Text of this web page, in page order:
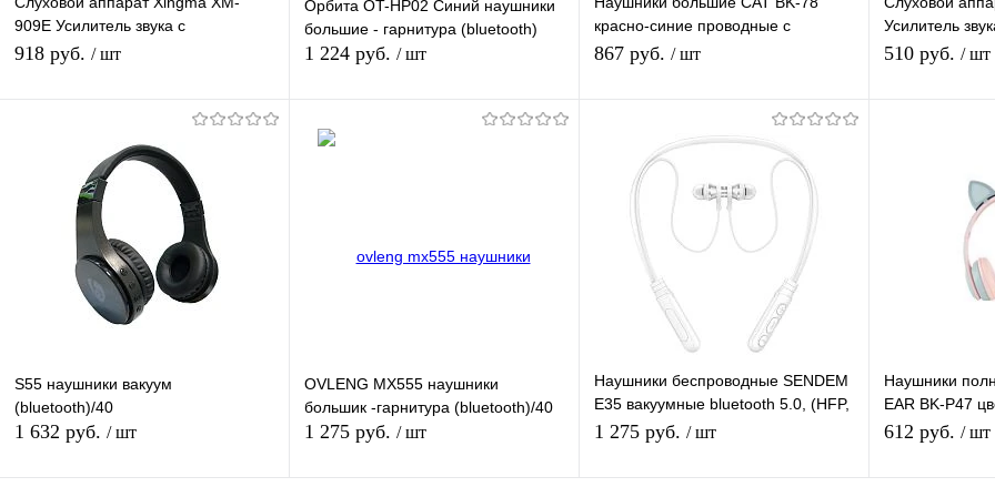
909E Усилитель звука с
регулировкой громкости, для
918 руб. / шт
Купить в 1 клик К сравнению
В избранное В наличии
Орбита OT-HP02 Синий наушники
большие - гарнитура (bluetooth)
1 224 руб. / шт
красно-синие проводные с
микрофоном, кошачьи ушки, (AUX)
867 руб. / шт
Подписаться
Купить в 1 клик К сравнению
В избранное
Усилитель
громкости,
510 руб. / шт
Купить в 1
В избранное
S55 наушники вакуум
(bluetooth)/40
1 632 руб. / шт
OVLENG MX555 наушники
большик -гарнитура (bluetooth)/40
1 275 руб. / шт
Наушники беспроводные SENDEM
E35 вакуумные bluetooth 5.0, (HFP,
HSP, A2DP, AVRCP)
1 275 руб. / шт
Наушники
EAR BK-P47
беспроводные
612 руб. / шт